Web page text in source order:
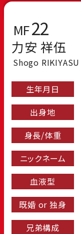
MF22
力安 祥伍
Shogo RIKIYASU
生年月日
出身地
身長/体重
ニックネーム
血液型
既婚 or 独身
兄弟構成